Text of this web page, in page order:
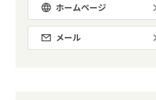
ホームページ
メール